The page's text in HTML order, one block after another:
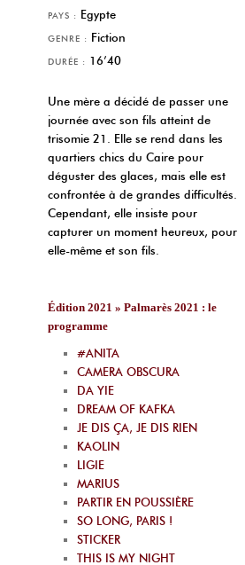
PAYS : Egypte
GENRE : Fiction
DURÉE : 16’40
Une mère a décidé de passer une
journée avec son fils atteint de
trisomie 21. Elle se rend dans les
quartiers chics du Caire pour
déguster des glaces, mais elle est
confrontée à de grandes difficultés.
Cependant, elle insiste pour
capturer un moment heureux, pour
elle-même et son fils.
Édition 2021 » Palmarès 2021 : le
programme
#ANITA
CAMERA OBSCURA
DA YIE
DREAM OF KAFKA
JE DIS ÇA, JE DIS RIEN
KAOLIN
LIGIE
MARIUS
PARTIR EN POUSSIÈRE
SO LONG, PARIS !
STICKER
THIS IS MY NIGHT